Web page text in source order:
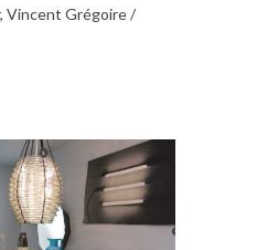
Vincent Grégoire /